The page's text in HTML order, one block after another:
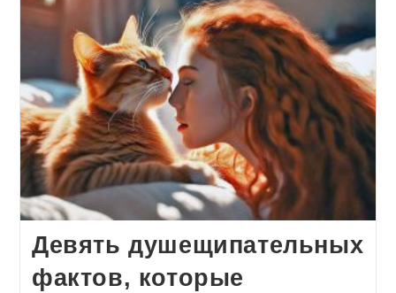
Девять душещипательных
фактов, которые